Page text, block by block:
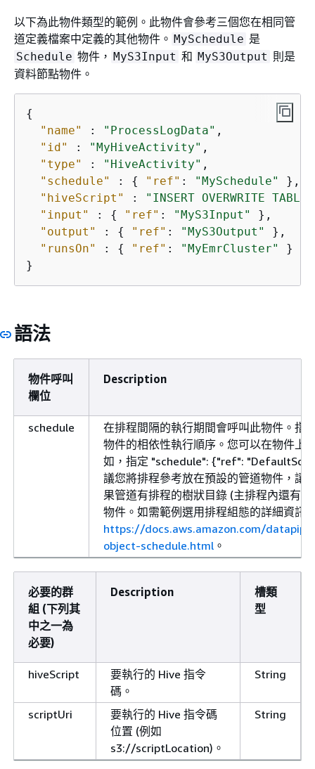
以下為此物件類型的範例。此物件會參考三個您在相同管
道定義檔案中定義的其他物件。 MySchedule 是
Schedule 物件， MyS3Input 和 MyS3Output 則是
資料節點物件。
{
"name"
: "ProcessLogData" ,
"id"
: "MyHiveActivity" ,
"type"
: "HiveActivity" ,
"schedule"
: { "ref" : "MySchedule"
},
"hiveScript"
:
"INSERT OVERWRITE TABLE
"input"
: { "ref" : "MyS3Input"
},
"output"
: { "ref" : "MyS3Output"
},
"runsOn"
: { "ref" : "MyEmrCluster"
}
}
語法
物件呼叫
欄位
Description
schedule
在排程間隔的執行期間會呼叫此物件。指
物件的相依性執行順序。您可以在物件上
如，指定 "schedule": {"ref":
議您將排程參考放在預設的管道物件，讓
果管道有排程的樹狀目錄 (主排程內還有
物件。如需範例選用排程組態的詳細資訊
https://docs.aws.amazon.com/
object-schedule.html 。
必要的群
組 (下列其
中之一為
必要)
Description
槽類
型
hiveScript
要執行的 Hive 指令
碼。
String
scriptUri
要執行的 Hive 指令碼
位置 (例如
s3://scriptLocation)。
String